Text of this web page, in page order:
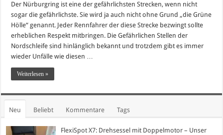
Der Nürburgring ist eine der gefährlichsten Strecken, wenn nicht
sogar die gefährlichste. Sie wird ja auch nicht ohne Grund „die Grüne
Hölle“ genannt. Jeder Rennfahrer der diese Strecke bezwingt sollte
erheblichen Respekt mitbringen. Die Gefährlichen Stellen der
Nordschleife sind hinlänglich bekannt und trotzdem gibt es immer
wieder Unfälle wie diesen …
Weiterlesen »
Neu Beliebt Kommentare Tags
FlexiSpot X7: Drehsessel mit Doppelmotor – Unser